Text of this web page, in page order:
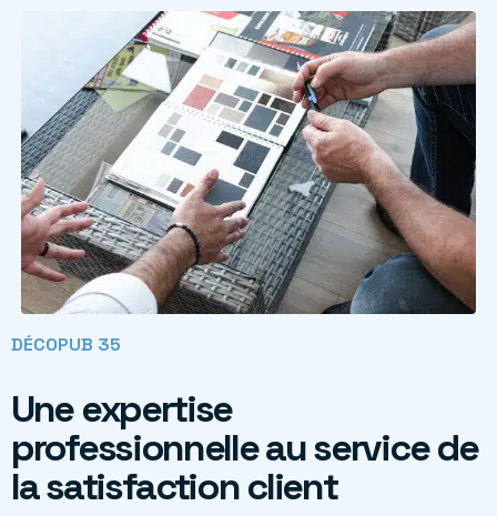
DÉCOPUB 35
Une expertise
professionnelle au service de
la satisfaction client